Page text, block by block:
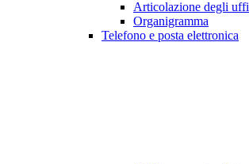
Articolazione degli
Organigramma
Telefono e posta elettronica